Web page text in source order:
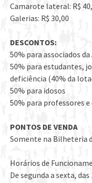
Camarote lateral: R$
Galerias: R$ 30,00
DESCONTOS:
50% para associados
50% para estudantes,
deficiência (40% da
50% para idosos
50% para professores
PONTOS DE VENDA
Somente na Bilheteria
Horários de
De segunda a sexta,